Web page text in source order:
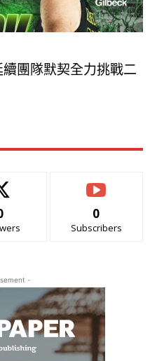
團隊默契全力挑戰二
0
Subscribers
-